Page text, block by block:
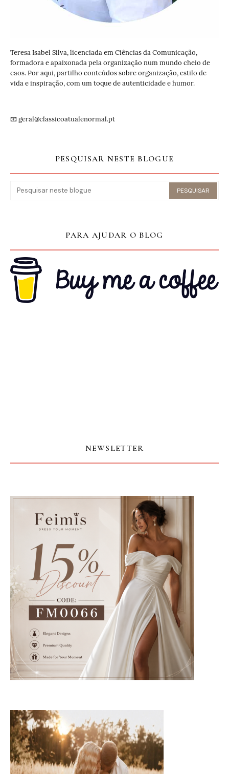
Teresa Isabel Silva, licenciada em Ciências da Comunicação,
formadora e apaixonada pela organização num mundo cheio de
caos. Por aqui, partilho conteúdos sobre organização, estilo de
vida e inspiração, com um toque de autenticidade e humor.
📧 geral@classicoatualenormal.pt
PESQUISAR NESTE BLOGUE
PARA AJUDAR O BLOG
NEWSLETTER